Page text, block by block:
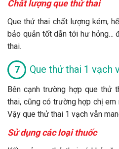
Chất lượng que thử thai
Que thử thai chất lượng kém,
bảo quản tốt dẫn tới hư hỏng…
thai.
Que thử thai 1 vạch
Bên cạnh trường hợp que thử
thai, cũng có trường hợp chị em
Vậy que thử thai 1 vạch vẫn
Sử dụng các loại thuốc